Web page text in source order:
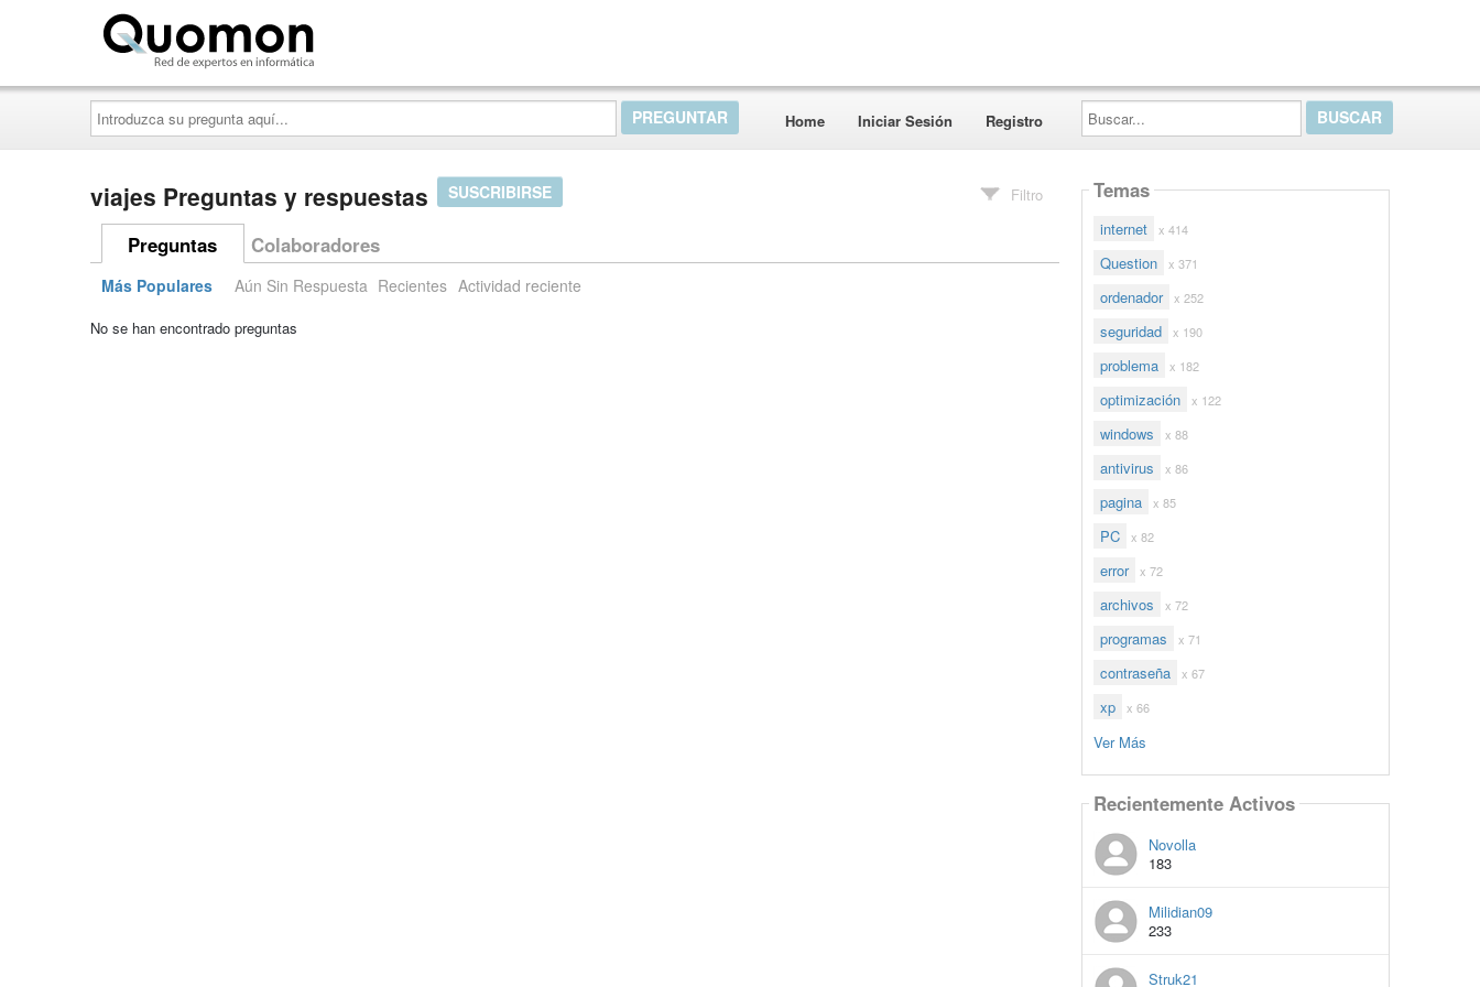
Introduzca
su
pregunta
aquí...
Home Iniciar Sesión Registro
Buscar...
viajes Preguntas y respuestas SUSCRIBIRSE Filtro
Preguntas Colaboradores
Más Populares Aún Sin Respuesta Recientes Actividad reciente
No se han encontrado preguntas
Temas
internet x 414
Question x 371
ordenador x 252
seguridad x 190
problema x 182
optimización x 122
windows x 88
antivirus x 86
pagina x 85
PC x 82
error x 72
archivos x 72
programas x 71
contraseña x 67
xp x 66
Ver Más
Recientemente Activos
Novolla
183
Milidian09
233
Struk21